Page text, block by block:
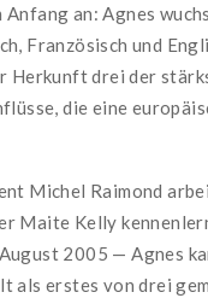
an: Agnes
Französisch und
Herkunft drei der
die eine
Michel Raimond
Maite Kelly
2005 — Agnes
als erstes von drei